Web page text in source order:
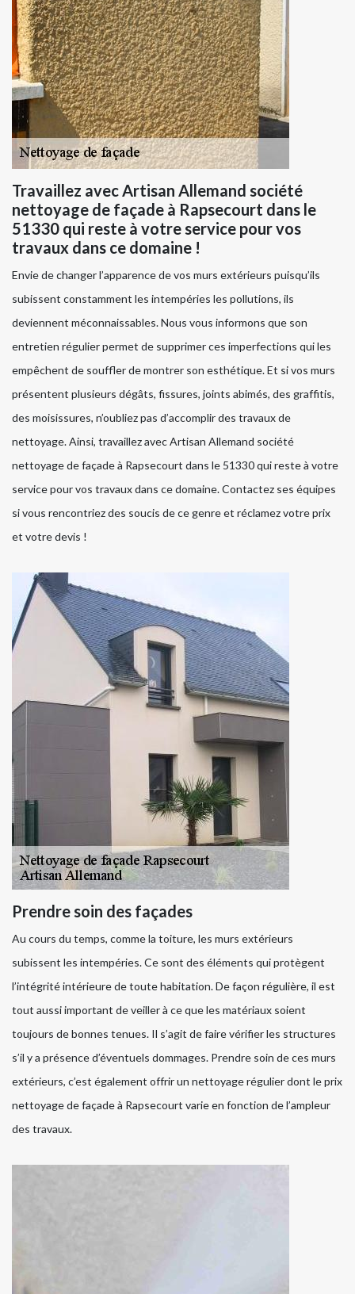
Travaillez avec Artisan Allemand société
nettoyage de façade à Rapsecourt dans le
51330 qui reste à votre service pour vos
travaux dans ce domaine !
Envie de changer l’apparence de vos murs extérieurs puisqu’ils
subissent constamment les intempéries les pollutions, ils
deviennent méconnaissables. Nous vous informons que son
entretien régulier permet de supprimer ces imperfections qui les
empêchent de souffler de montrer son esthétique. Et si vos murs
présentent plusieurs dégâts, fissures, joints abimés, des graffitis,
des moisissures, n’oubliez pas d’accomplir des travaux de
nettoyage. Ainsi, travaillez avec Artisan Allemand société
nettoyage de façade à Rapsecourt dans le 51330 qui reste à votre
service pour vos travaux dans ce domaine. Contactez ses équipes
si vous rencontriez des soucis de ce genre et réclamez votre prix
et votre devis !
Prendre soin des façades
Au cours du temps, comme la toiture, les murs extérieurs
subissent les intempéries. Ce sont des éléments qui protègent
l’intégrité intérieure de toute habitation. De façon régulière, il est
tout aussi important de veiller à ce que les matériaux soient
toujours de bonnes tenues. Il s’agit de faire vérifier les structures
s’il y a présence d’éventuels dommages. Prendre soin de ces murs
extérieurs, c’est également offrir un nettoyage régulier dont le prix
nettoyage de façade à Rapsecourt varie en fonction de l’ampleur
des travaux.